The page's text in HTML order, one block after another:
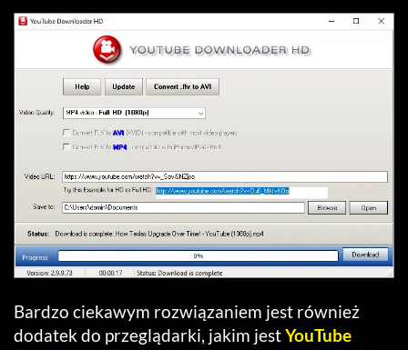
Bardzo ciekawym rozwiązaniem jest również
dodatek do przeglądarki, jakim jestYouTube